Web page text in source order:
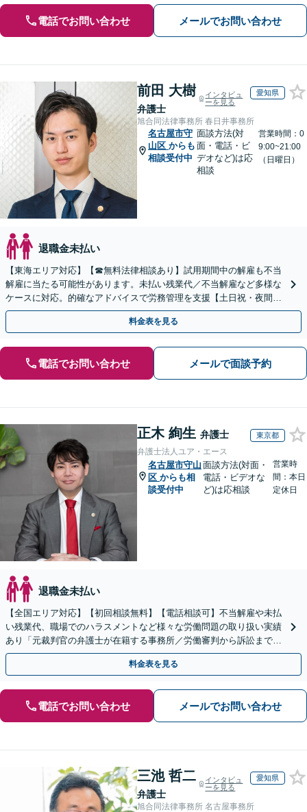
電話でお問い合わせ メールでお問い合わせ
前田 大樹
弁護士
インタビュ
ーを見る
愛知県
旭合同法律事務所 春日井事務所
名古屋市守
山区 からも
相談受付中
面談方法(対
面・電話・ビ
デオなど)は応
相談
営業時間：0
9:00~21:00
（日曜日）
退職金未払い
【東海エリア対応】【☎︎無料法律相談あり】試用期間中の解雇も不当
解雇に当たる可能性があります。未払い残業代／不当解雇など多様な
ケースに対応。的確なアドバイスで労務管理を支援【土日祝・夜間対
応】【オンライン面談可】【完全個室】
料金表を見る
電話でお問い合わせ メールで面談予約
正木 絢生 弁護士 東京都
弁護士法人ユア・エース
名古屋市守山
区 からも相
談受付中
面談方法(対面・
電話・ビデオな
ど)は応相談
営業時
間：本日
定休日
退職金未払い
【全国エリア対応】【初回相談無料】【電話相談可】不当解雇や未払
い残業代、職場でのハラスメントなど様々な労働問題の取り扱い実績
あり「元裁判官の弁護士が在籍する事務所／労働審判から訴訟まで、
裁判官経験を活かした最適な戦略を立案」
料金表を見る
電話でお問い合わせ メールでお問い合わせ
三池 哲二
弁護士
インタビュ
ーを見る
愛知県
旭合同法律事務所 名古屋事務所